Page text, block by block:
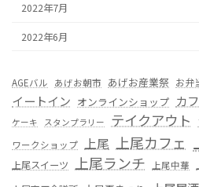
2022年7月
2022年6月
AGEバル あげお朝市 あげお産業祭 お弁
イートイン オンラインショップ カ
ケーキ スタンプラリー テイクアウト
ワークショップ 上尾 上尾カフェ
上尾スイーツ 上尾ランチ 上尾中華